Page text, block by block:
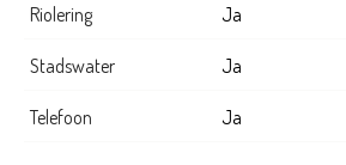
Riolering Ja
Stadswater Ja
Telefoon Ja